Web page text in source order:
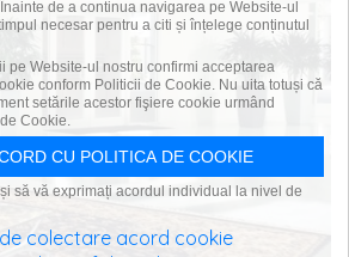
de a continua navigarea pe Website-ul
necesar pentru a citi și înțelege conținutul
pe Website-ul nostru confirmi acceptarea
conform Politicii de Cookie. Nu uita totuși că
setările acestor fişiere cookie urmând
Cookie.
CU POLITICA DE COOKIE
să vă exprimați acordul individual la nivel de
colectare acord cookie